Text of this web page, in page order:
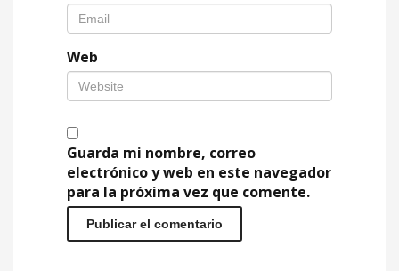
Web
Guarda mi nombre, correo
electrónico y web en este navegador
para la próxima vez que comente.